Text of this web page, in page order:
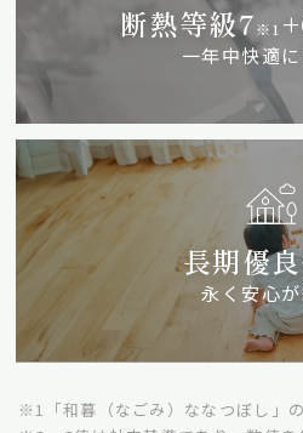
断熱等級7※1
一年中快適
長期優
永く安心
※1「和暮（なごみ）ななつぼし」